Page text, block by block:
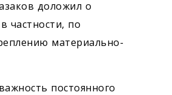
доложил о
частности, по
материально-
постоянного